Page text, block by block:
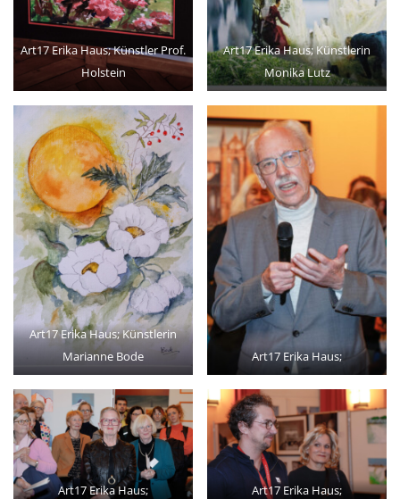
Art17 Erika Haus; Künstler Prof.
Holstein
Art17 Erika Haus; Künstlerin
Monika Lutz
Art17 Erika Haus; Künstlerin
Marianne Bode
Art17 Erika Haus;
Art17 Erika Haus; Art17 Erika Haus;